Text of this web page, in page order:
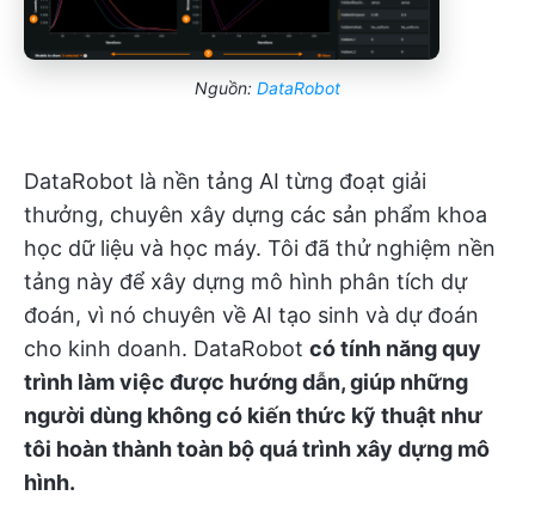
Nguồn: DataRobot
DataRobot là nền tảng AI từng đoạt giải
thưởng, chuyên xây dựng các sản phẩm khoa
học dữ liệu và học máy. Tôi đã thử nghiệm nền
tảng này để xây dựng mô hình phân tích dự
đoán, vì nó chuyên về AI tạo sinh và dự đoán
cho kinh doanh. DataRobot có tính năng quy
trình làm việc được hướng dẫn, giúp những
người dùng không có kiến thức kỹ thuật như
tôi hoàn thành toàn bộ quá trình xây dựng mô
hình.